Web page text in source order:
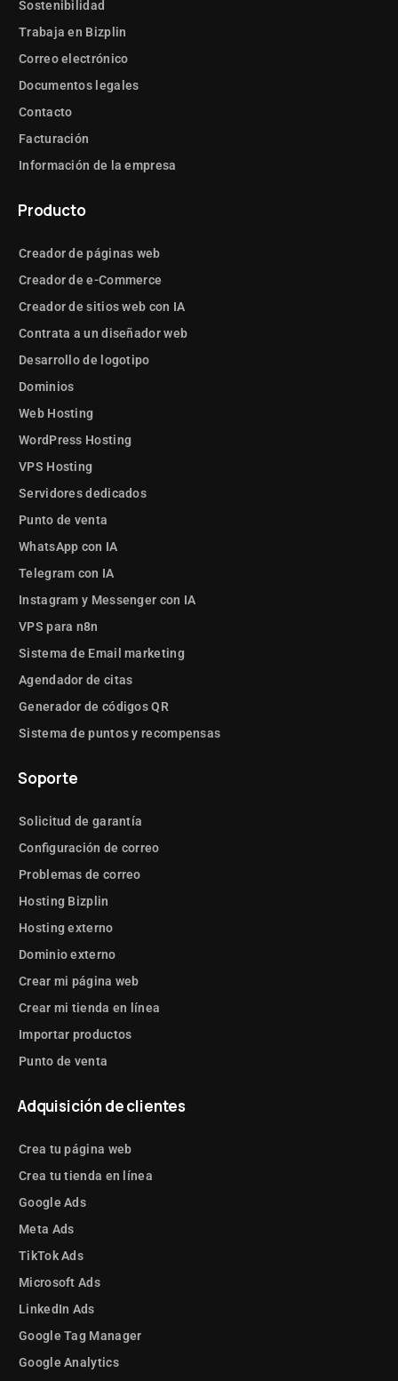
Sostenibilidad
Trabaja en Bizplin
Correo electrónico
Documentos legales
Contacto
Facturación
Información de la empresa
Producto
Creador de páginas web
Creador de e-Commerce
Creador de sitios web con IA
Contrata a un diseñador web
Desarrollo de logotipo
Dominios
Web Hosting
WordPress Hosting
VPS Hosting
Servidores dedicados
Punto de venta
WhatsApp con IA
Telegram con IA
Instagram y Messenger con IA
VPS para n8n
Sistema de Email marketing
Agendador de citas
Generador de códigos QR
Sistema de puntos y recompensas
Soporte
Solicitud de garantía
Configuración de correo
Problemas de correo
Hosting Bizplin
Hosting externo
Dominio externo
Crear mi página web
Crear mi tienda en línea
Importar productos
Punto de venta
Adquisición de clientes
Crea tu página web
Crea tu tienda en línea
Google Ads
Meta Ads
TikTok Ads
Microsoft Ads
LinkedIn Ads
Google Tag Manager
Google Analytics